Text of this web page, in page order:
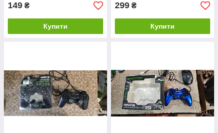
149 ₴
Купити
299 ₴
Купити